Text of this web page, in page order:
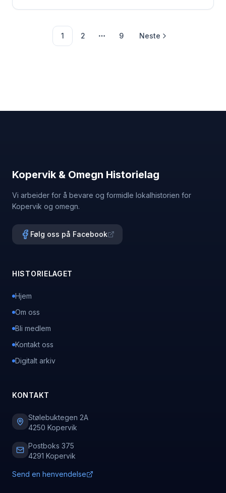
Strømsund rett utenfor vinduene ...
1
2
Flere sider
9 Neste
Kopervik & Omegn Historielag
Vi arbeider for å bevare og formidle lokalhistorien for
Kopervik og omegn.
Følg oss på Facebook
HISTORIELAGET
Hjem
Om oss
Bli medlem
Kontakt oss
Digitalt arkiv
KONTAKT
Stølebuktegen 2A
4250 Kopervik
Postboks 375
4291 Kopervik
Send en henvendelse